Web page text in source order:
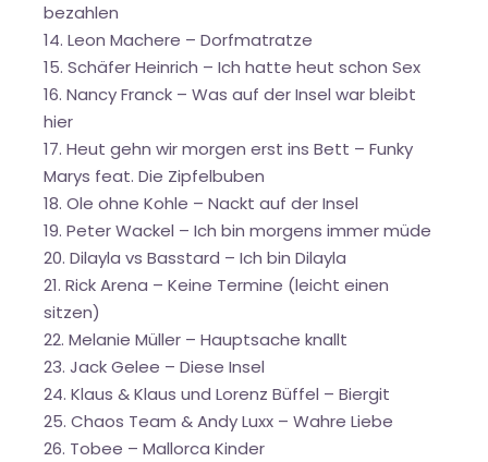
bezahlen
14. Leon Machere – Dorfmatratze
15. Schäfer Heinrich – Ich hatte heut schon Sex
16. Nancy Franck – Was auf der Insel war bleibt
hier
17. Heut gehn wir morgen erst ins Bett – Funky
Marys feat. Die Zipfelbuben
18. Ole ohne Kohle – Nackt auf der Insel
19. Peter Wackel – Ich bin morgens immer müde
20. Dilayla vs Basstard – Ich bin Dilayla
21. Rick Arena – Keine Termine (leicht einen
sitzen)
22. Melanie Müller – Hauptsache knallt
23. Jack Gelee – Diese Insel
24. Klaus & Klaus und Lorenz Büffel – Biergit
25. Chaos Team & Andy Luxx – Wahre Liebe
26. Tobee – Mallorca Kinder